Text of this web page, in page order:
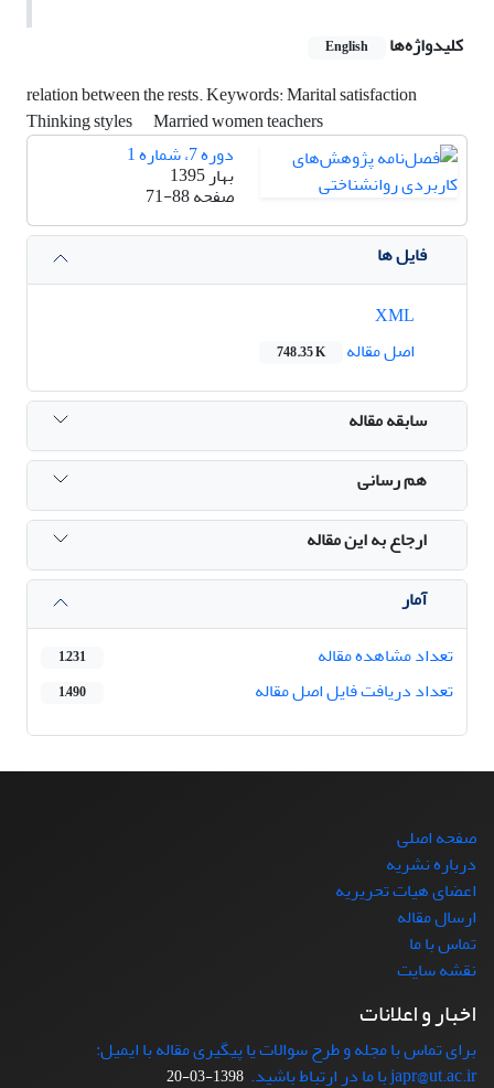
کلیدواژه‌ها
English
relation between the rests. Keywords: Marital satisfaction
Thinking styles
Married women teachers
دوره 7، شماره 1
بهار 1395
صفحه71-88
فایل ها
اصل مقاله
748.35 K
سابقه مقاله
هم رسانی
ارجاع به این مقاله
آمار
تعداد مشاهده مقاله
1,231
تعداد دریافت فایل اصل مقاله 1,490
صفحه اصلی
درباره نشریه
اعضای هیات تحریریه
ارسال مقاله
تماس با ما
نقشه سایت
اخبار و اعلانات
برای تماس با مجله و طرح سوالات یا پیگیری مقاله با ایمیل:
japr@ut.ac.ir با ما در ارتباط باشید.
1398-03-20